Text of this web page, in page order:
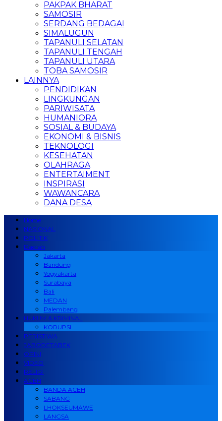
PAKPAK BHARAT
SAMOSIR
SERDANG BEDAGAI
SIMALUGUN
TAPANULI SELATAN
TAPANULI TENGAH
TAPANULI UTARA
TOBA SAMOSIR
LAINNYA
PENDIDIKAN
LINGKUNGAN
PARIWISATA
HUMANIORA
SOSIAL & BUDAYA
EKONOMI & BISNIS
TEKNOLOGI
KESEHATAN
OLAHRAGA
ENTERTAIMENT
INSPIRASI
WAWANCARA
DANA DESA
Home
NASIONAL
POLITIK
Daerah
Jakarta
Bandung
Yogyakarta
Surabaya
Bali
MEDAN
Palembang
HUKUM & KRIMINAL
KORUPSI
PERISTIWA
JABODETABEK
OPINI
VIDEO
RELIGI
ACEH
BANDA ACEH
SABANG
LHOKSEUMAWE
LANGSA